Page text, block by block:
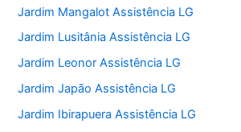
Jardim Mangalot Assistência LG
Jardim Lusitânia Assistência LG
Jardim Leonor Assistência LG
Jardim Japão Assistência LG
Jardim Ibirapuera Assistência LG